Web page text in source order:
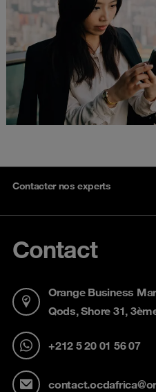
Contacter nos experts
Contact
Orange Business
Qods, Shore 31,
+212 5 20 01 56 07